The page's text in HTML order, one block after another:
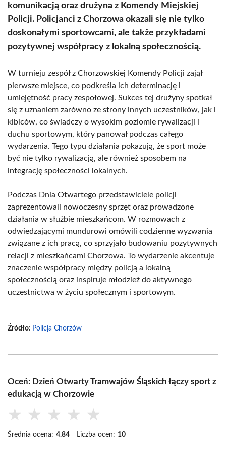
komunikacją oraz drużyna z Komendy Miejskiej
Policji. Policjanci z Chorzowa okazali się nie tylko
doskonałymi sportowcami, ale także przykładami
pozytywnej współpracy z lokalną społecznością.
W turnieju zespół z Chorzowskiej Komendy Policji zajął
pierwsze miejsce, co podkreśla ich determinację i
umiejętność pracy zespołowej. Sukces tej drużyny spotkał
się z uznaniem zarówno ze strony innych uczestników, jak i
kibiców, co świadczy o wysokim poziomie rywalizacji i
duchu sportowym, który panował podczas całego
wydarzenia. Tego typu działania pokazują, że sport może
być nie tylko rywalizacją, ale również sposobem na
integrację społeczności lokalnych.
Podczas Dnia Otwartego przedstawiciele policji
zaprezentowali nowoczesny sprzęt oraz prowadzone
działania w służbie mieszkańcom. W rozmowach z
odwiedzającymi mundurowi omówili codzienne wyzwania
związane z ich pracą, co sprzyjało budowaniu pozytywnych
relacji z mieszkańcami Chorzowa. To wydarzenie akcentuje
znaczenie współpracy między policją a lokalną
społecznością oraz inspiruje młodzież do aktywnego
uczestnictwa w życiu społecznym i sportowym.
Źródło: Policja Chorzów
Oceń: Dzień Otwarty Tramwajów Śląskich łączy sport z
edukacją w Chorzowie
★ ★ ★ ★ ★
Średnia ocena: 4.84 Liczba ocen: 10